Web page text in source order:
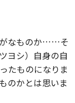
がなものか……そ
ヨシ）自身の自
たものになりま
のかとは思いま